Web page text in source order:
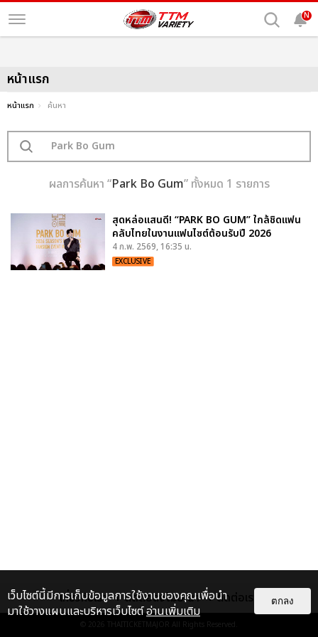
N
หน้าแรก
หน้าแรก ค้นหา
ผลการค้นหา “Park Bo Gum” ทั้งหมด 1 รายการ
สุดหล่อแสนดี! “PARK BO GUM” ใกล้ชิดแฟน
คลับไทยในงานแฟนไซต์ต้อนรับปี 2026
4 ก.พ. 2569, 16:35 น.
EXCLUSIVE
เกี่ยวกับเรา ติดต่อลงโฆษณา ติดต่อเรา
© 2026 THAITICKETMAJOR All Rights Reserved.
เว็บไซต์นี้มีการเก็บข้อมูลการใช้งานของคุณเพื่อนำ
มาใช้วางแผนและบริหารเว็บไซต์อ่านเพิ่มเติม
ตกลง